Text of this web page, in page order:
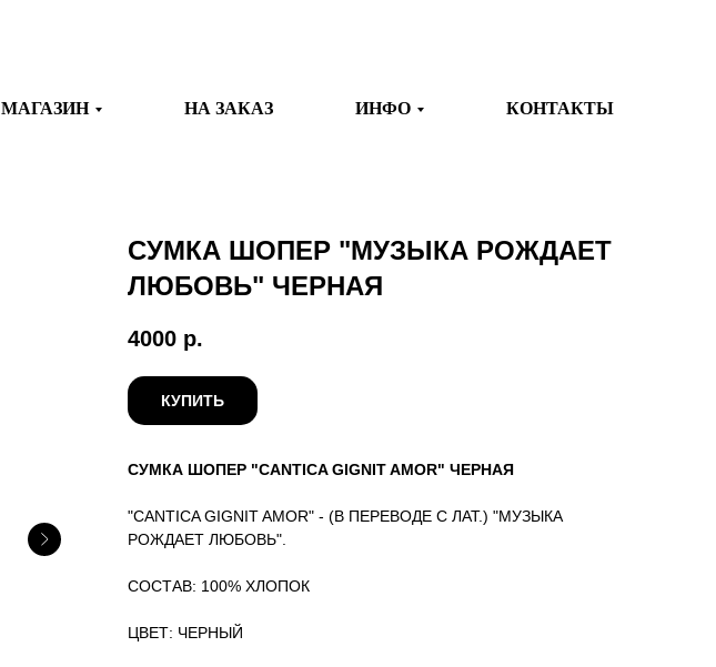
МАГАЗИН НА ЗАКАЗ ИНФО КОНТАКТЫ
СУМКА ШОПЕР "МУЗЫКА РОЖДАЕТ
ЛЮБОВЬ" ЧЕРНАЯ
4000 р.
КУПИТЬ
СУМКА ШОПЕР "CANTICA GIGNIT AMOR" ЧЕРНАЯ
"CANTICA GIGNIT AMOR" - (В ПЕРЕВОДЕ С ЛАТ.) "МУЗЫКА
РОЖДАЕТ ЛЮБОВЬ".
СОСТАВ: 100% ХЛОПОК
ЦВЕТ: ЧЕРНЫЙ